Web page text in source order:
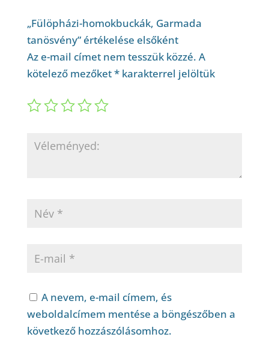
„Fülöpházi-homokbuckák, Garmada
tanösvény” értékelése elsőként
Az e-mail címet nem tesszük közzé. A
kötelező mezőket*karakterrel jelöltük
A nevem, e-mail címem, és
weboldalcímem mentése a böngészőben a
következő hozzászólásomhoz.